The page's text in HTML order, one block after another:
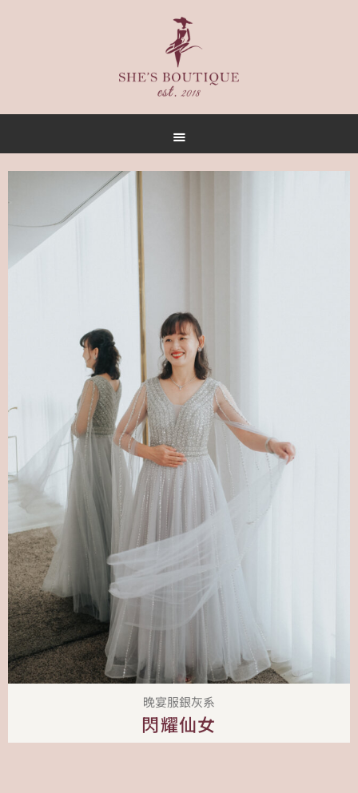
首頁
關於
聯名合作
預約方式
晚宴服銀灰系
閃耀仙女